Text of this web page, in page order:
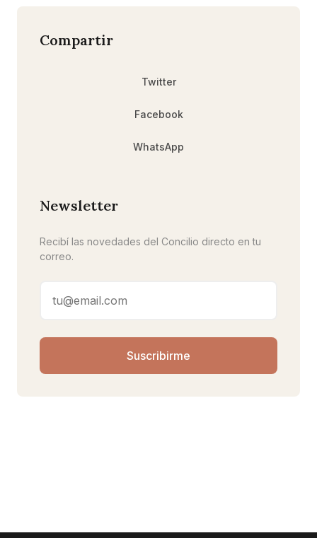
Compartir
Twitter
Facebook
WhatsApp
Newsletter
Recibí las novedades del Concilio directo en tu
correo.
Suscribirme